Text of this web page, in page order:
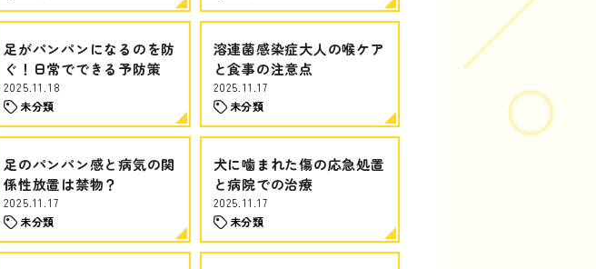
足がパンパンになるのを防
ぐ！日常でできる予防策
2025.11.18
未分類
溶連菌感染症大人の喉ケア
と食事の注意点
2025.11.17
未分類
足のパンパン感と病気の関
係性放置は禁物？
2025.11.17
未分類
犬に噛まれた傷の応急処置
と病院での治療
2025.11.17
未分類